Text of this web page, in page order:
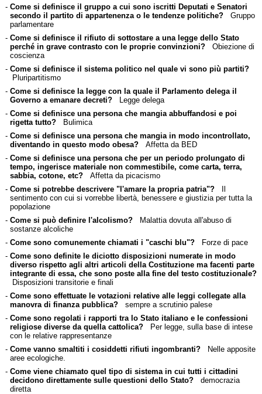
- Come si definisce il gruppo a cui sono iscritti Deputati e Senatori
secondo il partito di appartenenza o le tendenze politiche?Gruppo
parlamentare
- Come si definisce il rifiuto di sottostare a una legge dello Stato
perché in grave contrasto con le proprie convinzioni?Obiezione di
coscienza
- Come si definisce il sistema politico nel quale vi sono più partiti?
Pluripartitismo
- Come si definisce la legge con la quale il Parlamento delega il
Governo a emanare decreti?Legge delega
- Come si definisce una persona che mangia abbuffandosi e poi
rigetta tutto?Bulimica
- Come si definisce una persona che mangia in modo incontrollato,
diventando in questo modo obesa?Affetta da BED
- Come si definisce una persona che per un periodo prolungato di
tempo, ingerisce materiale non commestibile, come carta, terra,
sabbia, cotone, etc?Affetta da picacismo
- Come si potrebbe descrivere "l'amare la propria patria"?Il
sentimento con cui si vorrebbe libertà, benessere e giustizia per tutta la
popolazione
- Come si può definire l'alcolismo?Malattia dovuta all'abuso di
sostanze alcoliche
- Come sono comunemente chiamati i "caschi blu"?Forze di pace
- Come sono definite le diciotto disposizioni numerate in modo
diverso rispetto agli altri articoli della Costituzione ma facenti parte
integrante di essa, che sono poste alla fine del testo costituzionale?
Disposizioni transitorie e finali
- Come sono effettuate le votazioni relative alle leggi collegate alla
manovra di finanza pubblica?sempre a scrutinio palese
- Come sono regolati i rapporti tra lo Stato italiano e le confessioni
religiose diverse da quella cattolica?Per legge, sulla base di intese
con le relative rappresentanze
- Come vanno smaltiti i cosiddetti rifiuti ingombranti?Nelle apposite
aree ecologiche.
- Come viene chiamato quel tipo di sistema in cui tutti i cittadini
decidono direttamente sulle questioni dello Stato?democrazia
diretta